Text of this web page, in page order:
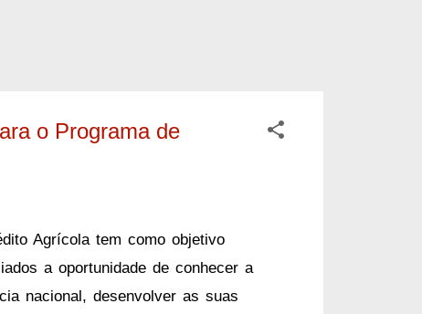
o Programa de
Agrícola tem como objetivo
a oportunidade de conhecer a
nacional, desenvolver as suas